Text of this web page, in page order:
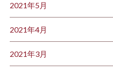
2021年5月
2021年4月
2021年3月